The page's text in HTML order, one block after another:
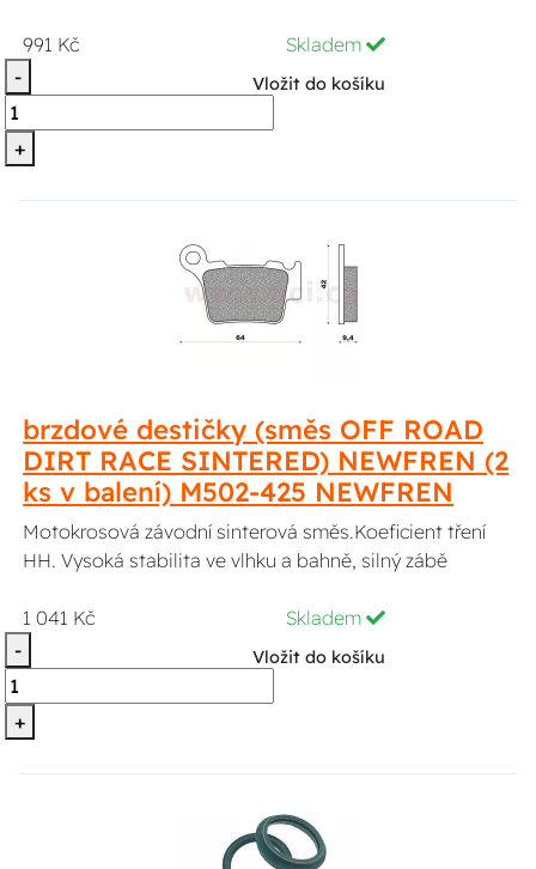
991 Kč
Skladem
-
+
Vložit do košíku
brzdové destičky (směs OFF ROAD
DIRT RACE SINTERED) NEWFREN (2
ks v balení) M502-425 NEWFREN
Motokrosová závodní sinterová směs.Koeficient tření
HH. Vysoká stabilita ve vlhku a bahně, silný zábě
1 041 Kč
Skladem
-
+
Vložit do košíku